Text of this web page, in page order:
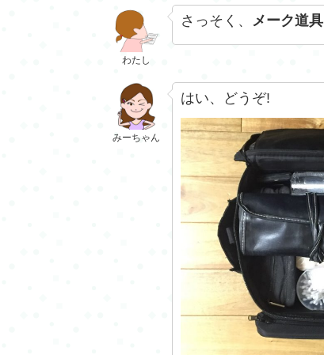
わたし
さっそく、 メーク道具
みーちゃん
はい、どうぞ!